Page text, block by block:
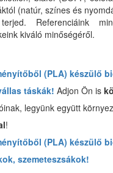
(natúr, színes és
Referenciáink
kiváló minőségéről.
(PLA) készülő
táskák! Adjon Ön is
legyünk együtt
!
(PLA) készülő
szemeteszsákok!